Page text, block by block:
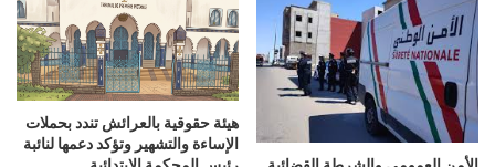
هيئة حقوقية بالعرائش تندد بحملات
الإساءة والتشهير وتؤكد دعمها لنائبة